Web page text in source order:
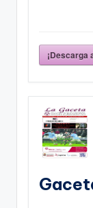
¡Descarga